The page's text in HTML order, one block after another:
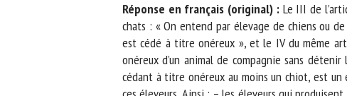
Réponse en français (original) : Le III de
chats : « On entend par élevage de chiens ou
est cédé à titre onéreux », et le IV du même
onéreux d’un animal de compagnie sans
cédant à titre onéreux au moins un chiot, est un
utilisées
Les